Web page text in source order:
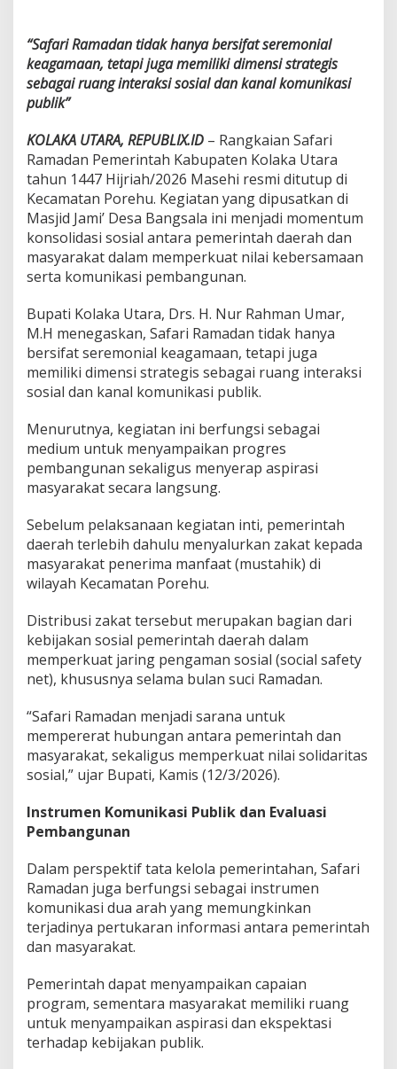
,
B
u
p
i
T
e
k
a
n
a
n
K
h
e
s
i
S
o
a
l
d
a
k
s
e
l
a
s
i
P
b
a
n
g
a
a
e
a
h
“Safari Ramadan tidak hanya bersifat seremonial
keagamaan, tetapi juga memiliki dimensi strategis
sebagai ruang interaksi sosial dan kanal komunikasi
publik”
KOLAKA UTARA, REPUBLIX.ID – Rangkaian Safari
Ramadan Pemerintah Kabupaten Kolaka Utara
tahun 1447 Hijriah/2026 Masehi resmi ditutup di
Kecamatan Porehu. Kegiatan yang dipusatkan di
Masjid Jami’ Desa Bangsala ini menjadi momentum
konsolidasi sosial antara pemerintah daerah dan
masyarakat dalam memperkuat nilai kebersamaan
serta komunikasi pembangunan.
Bupati Kolaka Utara, Drs. H. Nur Rahman Umar,
M.H menegaskan, Safari Ramadan tidak hanya
bersifat seremonial keagamaan, tetapi juga
memiliki dimensi strategis sebagai ruang interaksi
sosial dan kanal komunikasi publik.
Menurutnya, kegiatan ini berfungsi sebagai
medium untuk menyampaikan progres
pembangunan sekaligus menyerap aspirasi
masyarakat secara langsung.
Sebelum pelaksanaan kegiatan inti, pemerintah
daerah terlebih dahulu menyalurkan zakat kepada
masyarakat penerima manfaat (mustahik) di
wilayah Kecamatan Porehu.
Distribusi zakat tersebut merupakan bagian dari
kebijakan sosial pemerintah daerah dalam
memperkuat jaring pengaman sosial (social safety
net), khususnya selama bulan suci Ramadan.
“Safari Ramadan menjadi sarana untuk
mempererat hubungan antara pemerintah dan
masyarakat, sekaligus memperkuat nilai solidaritas
sosial,” ujar Bupati, Kamis (12/3/2026).
Instrumen Komunikasi Publik dan Evaluasi
Pembangunan
Dalam perspektif tata kelola pemerintahan, Safari
Ramadan juga berfungsi sebagai instrumen
komunikasi dua arah yang memungkinkan
terjadinya pertukaran informasi antara pemerintah
dan masyarakat.
Pemerintah dapat menyampaikan capaian
program, sementara masyarakat memiliki ruang
untuk menyampaikan aspirasi dan ekspektasi
terhadap kebijakan publik.